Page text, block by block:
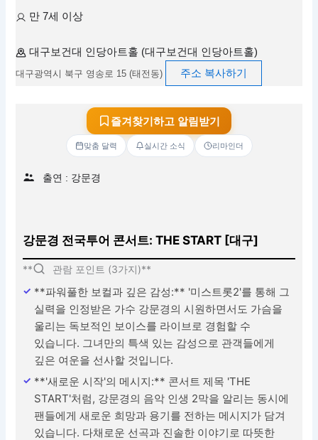
만 7세 이상
대구보건대 인당아트홀 (대구보건대 인당아트홀)
대구광역시 북구 영송로 15 (태전동) 주소 복사하기
즐겨찾기하고 알림받기
맞춤 달력 실시간 소식 리마인더
출연 : 강문경
강문경 전국투어 콘서트: THE START [대구]
** 관람 포인트 (3가지)**
**파워풀한 보컬과 깊은 감성:** '미스트롯2'를 통해 그
실력을 인정받은 가수 강문경의 시원하면서도 가슴을
울리는 독보적인 보이스를 라이브로 경험할 수
있습니다. 그녀만의 특색 있는 감성으로 관객들에게
깊은 여운을 선사할 것입니다.
**'새로운 시작'의 메시지:** 콘서트 제목 'THE
START'처럼, 강문경의 음악 인생 2막을 알리는 동시에
팬들에게 새로운 희망과 용기를 전하는 메시지가 담겨
있습니다. 다채로운 선곡과 진솔한 이야기로 따뜻한